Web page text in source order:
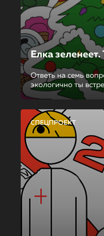
Елка зеленеет.
Ответь на семь
экологично ты
СПЕЦПРОЕКТ